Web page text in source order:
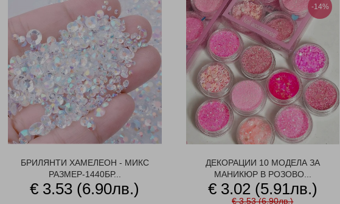
БРИЛЯНТИ ХАМЕЛЕОН - МИКС
РАЗМЕР-1440БР...
€ 3.53 (6.90лв.)
-14%
ДЕКОРАЦИИ 10 МОДЕЛА ЗА
МАНИКЮР В РОЗОВО...
€ 3.02 (5.91лв.)
€ 3.53 (6.90лв.)